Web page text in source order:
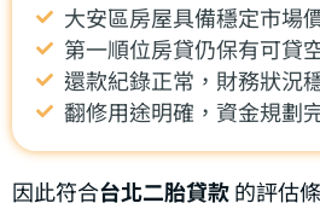
大安區房屋具備穩定市場
第一順位房貸仍保有可貸
還款紀錄正常，財務狀況
翻修用途明確，資金規劃
因此符合台北二胎貸款的評估